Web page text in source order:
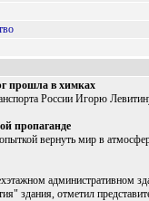
прошла в химках
России Игорю
пропаганде
вернуть мир в
административном
здания, отметил